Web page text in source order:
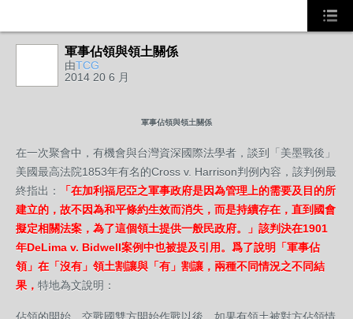
軍事佔領與領土關係
由TCG
2014 20 6 月
軍事佔領與領土關係
在一次聚會中，有機會與台灣資深國際法學者，談到「美墨戰後」
美國最高法院1853年有名的Cross v. Harrison判例內容，該判例最
終指出：
「在加利福尼亞之軍事政府是因為管理上的需要及目的所
建立的，故不因為和平條約生效而消失，而是持續存在，直到國會
擬定相關法案，為了這個領土提供一般民政府。」該判決在1901
年DeLima v. Bidwell案例中也被提及引用。爲了說明「軍事佔
領」在「沒有」領土割讓與「有」割讓，兩種不同情況之不同結
果， 特地為文說明：